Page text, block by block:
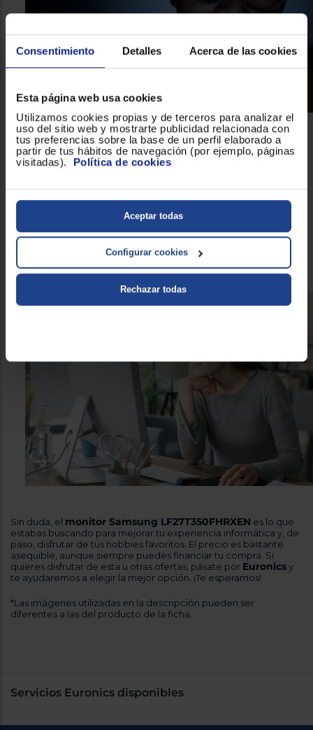
Consentimiento Detalles Acerca de las cookies
Esta página web usa cookies
Utilizamos cookies propias y de terceros para analizar el
uso del sitio web y mostrarte publicidad relacionada con
tus preferencias sobre la base de un perfil elaborado a
partir de tus hábitos de navegación (por ejemplo, páginas
visitadas). Política de cookies
Aceptar todas
Configurar cookies
Rechazar todas
Un modelo que integra la tecnología más
puntera
Samsung LF27T350FHRXENcuenta con la tecnología más
puntera del momento para que pasar tantas horas delante de la
pantalla de tu monitor no acabe pasando factura. Destaca el
Flicker Free y el Eye Saber. ¿Cuál es su función? La primera
reduce considerablemente el parpadeo de pantalla, que,
aunque no se perciba, existe y perjudica mucho la vista. Y el
segundo protegerá tus ojos gracias a un filtro azul y el control
del brillo.
Sin duda, el monitor Samsung LF27T350FHRXEN es lo que
estabas buscando para mejorar tu experiencia informática y, de
paso, disfrutar de tus hobbies favoritos. El precio es bastante
asequible, aunque siempre puedes financiar tu compra. Si
quieres disfrutar de esta u otras ofertas, pásate por Euronicsy
te ayudaremos a elegir la mejor opción. ¡Te esperamos!
*Las imágenes utilizadas en la descripción pueden ser
diferentes a las del producto de la ficha.
Servicios Euronics disponibles